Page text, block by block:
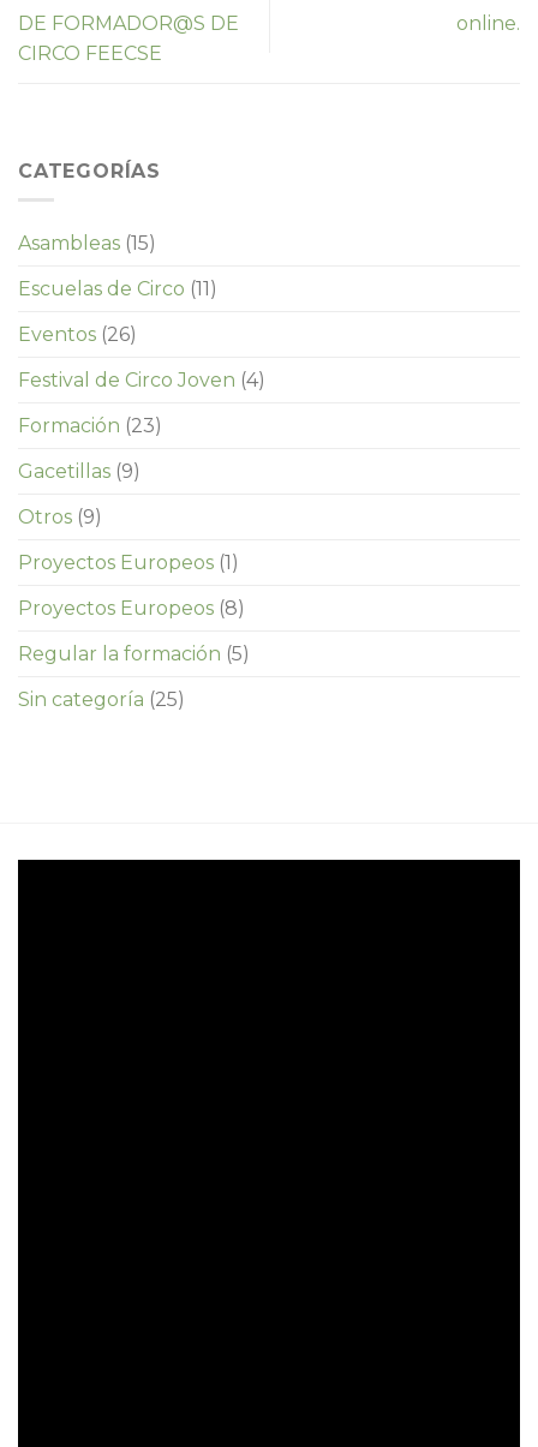
DE FORMADOR@S DE
CIRCO FEECSE
online.
CATEGORÍAS
Asambleas (15)
Escuelas de Circo (11)
Eventos (26)
Festival de Circo Joven (4)
Formación (23)
Gacetillas (9)
Otros (9)
Proyectos Europeos (1)
Proyectos Europeos (8)
Regular la formación (5)
Sin categoría (25)